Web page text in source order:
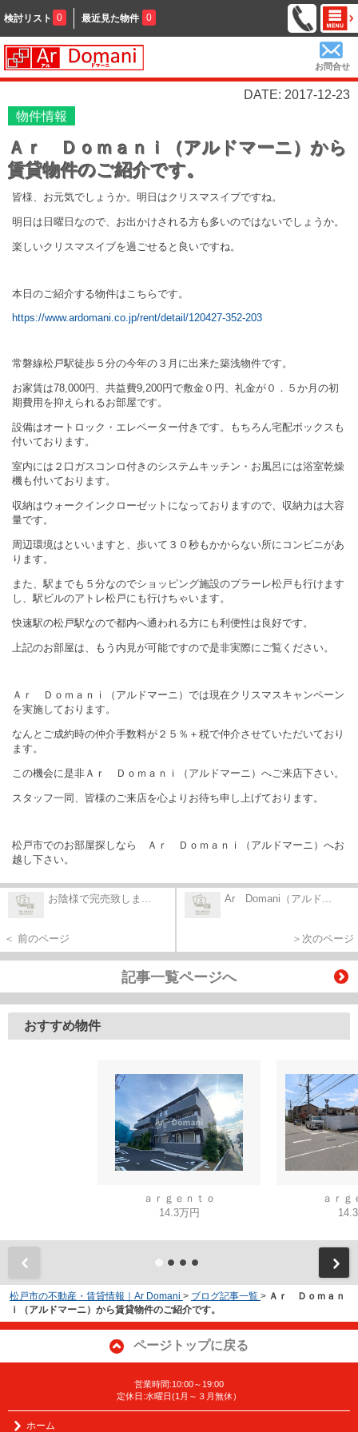
検討リスト 0 最近見た物件 0
お問合せ
DATE: 2017-12-23
物件情報
Ａｒ Ｄｏｍａｎｉ（アルドマーニ）から
賃貸物件のご紹介です。
皆様、お元気でしょうか。明日はクリスマスイブですね。
明日は日曜日なので、お出かけされる方も多いのではないでしょうか。
楽しいクリスマスイブを過ごせると良いですね。
本日のご紹介する物件はこちらです。
https://www.ardomani.co.jp/rent/detail/120427-352-203
常磐線松戸駅徒歩５分の今年の３月に出来た築浅物件です。
お家賃は78,000円、共益費9,200円で敷金０円、礼金が０．５か月の初
期費用を抑えられるお部屋です。
設備はオートロック・エレベーター付きです。もちろん宅配ボックスも
付いております。
室内には２口ガスコンロ付きのシステムキッチン・お風呂には浴室乾燥
機も付いております。
収納はウォークインクローゼットになっておりますので、収納力は大容
量です。
周辺環境はといいますと、歩いて３０秒もかからない所にコンビニがあ
ります。
また、駅までも５分なのでショッピング施設のプラーレ松戸も行けます
し、駅ビルのアトレ松戸にも行けちゃいます。
快速駅の松戸駅なので都内へ通われる方にも利便性は良好です。
上記のお部屋は、もう内見が可能ですので是非実際にご覧ください。
Ａｒ Ｄｏｍａｎｉ（アルドマーニ）では現在クリスマスキャンペーン
を実施しております。
なんとご成約時の仲介手数料が２５％＋税で仲介させていただいており
ます。
この機会に是非Ａｒ Ｄｏｍａｎｉ（アルドマーニ）へご来店下さい。
スタッフ一同、皆様のご来店を心よりお待ち申し上げております。
松戸市でのお部屋探しなら Ａｒ Ｄｏｍａｎｉ（アルドマーニ）へお
越し下さい。
お陰様で完売致しま...
＜ 前のページ
Ar Domani（アルド...
＞次のページ
記事一覧ページへ
おすすめ物件
ａｒｇｅｎｔｏ
14.3万円
ａｒｇ
松戸市の不動産・賃貸情報｜Ar Domani > ブログ記事一覧 > Ａｒ Ｄｏｍａｎ
ｉ（アルドマーニ）から賃貸物件のご紹介です。
ページトップに戻る
営業時間:10:00～19:00
定休日:水曜日(1月～３月無休）
ホーム